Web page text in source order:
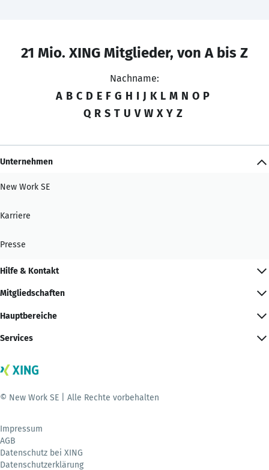
21 Mio. XING Mitglieder, von A bis Z
Nachname:
A B C D E F G H I J K L M N O P
Q R S T U V W X Y Z
Unternehmen
New Work SE
Karriere
Presse
Hilfe & Kontakt
Mitgliedschaften
Hauptbereiche
Services
© New Work SE | Alle Rechte vorbehalten
Impressum
AGB
Datenschutz bei XING
Datenschutzerklärung